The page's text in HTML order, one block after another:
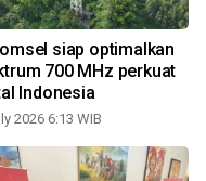
siap optimalkan
700 MHz perkuat
Indonesia
2026 6:13 WIB